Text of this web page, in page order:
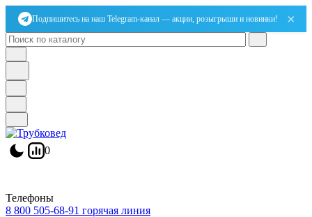
Подпишитесь на наш Telegram-канал — акции, розыгрыши и новинки! ×
0
Телефоны
8 800 505-68-91 горячая линия